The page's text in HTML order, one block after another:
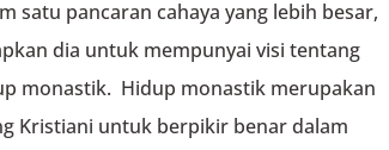
satu pancaran cahaya yang lebih besar,
dia untuk mempunyai visi tentang
monastik. Hidup monastik merupakan
Kristiani untuk berpikir benar dalam